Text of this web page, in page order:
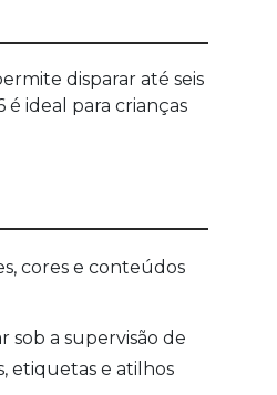
disparar até seis
ideal para crianças
cores e conteúdos
sob a supervisão de
etiquetas e atilhos